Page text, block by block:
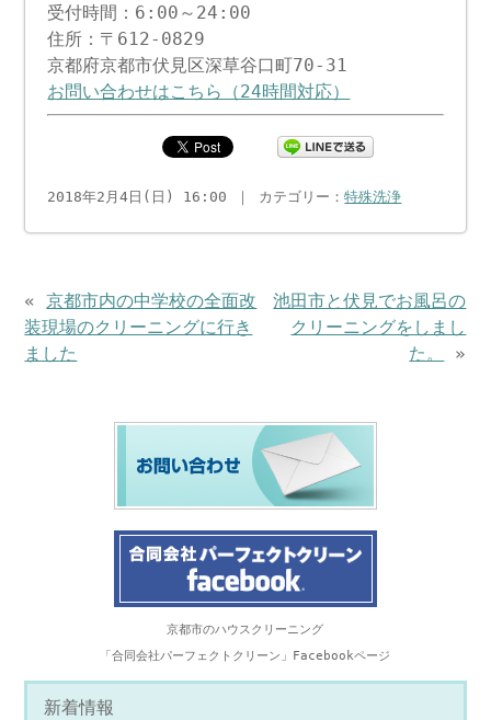
受付時間：6:00～24:00
住所：〒612-0829
京都府京都市伏見区深草谷口町70-31
お問い合わせはこちら（24時間対応）
2018年2月4日(日) 16:00 ｜ カテゴリー：特殊洗浄
«京都市内の中学校の全面改
装現場のクリーニングに行き
ました
池田市と伏見でお風呂の
クリーニングをしまし
た。
»
京都市のハウスクリーニング
「合同会社パーフェクトクリーン」Facebookページ
新着情報